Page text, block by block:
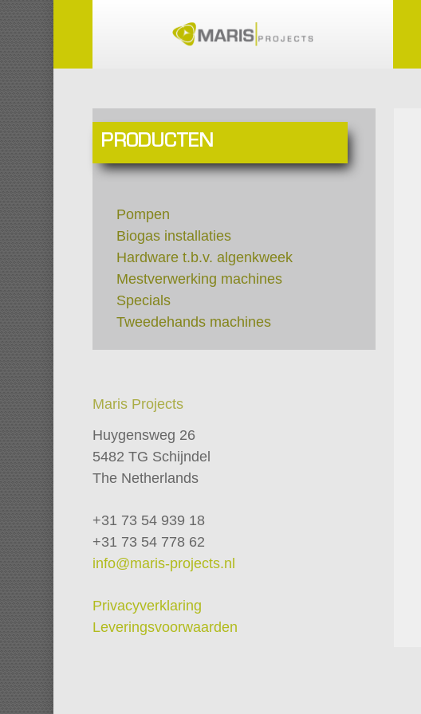
PRODUCTEN
Pompen
Biogas installaties
Hardware t.b.v. algenkweek
Mestverwerking machines
Specials
Tweedehands machines
Maris Projects
Huygensweg 26
5482 TG Schijndel
The Netherlands
+31 73 54 939 18
+31 73 54 778 62
info@maris-projects.nl
Privacyverklaring
Leveringsvoorwaarden